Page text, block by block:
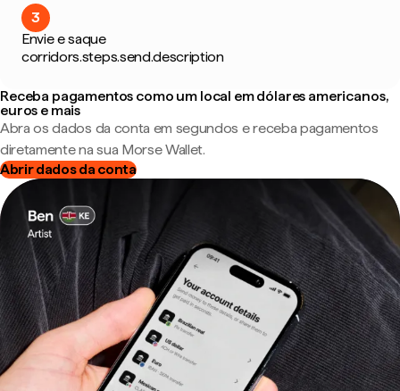
3
Envie e saque
corridors.steps.send.description
Receba pagamentos como um local em dólares americanos,
euros e mais
Abra os dados da conta em segundos e receba pagamentos
diretamente na sua Morse Wallet.
Abrir dados da conta